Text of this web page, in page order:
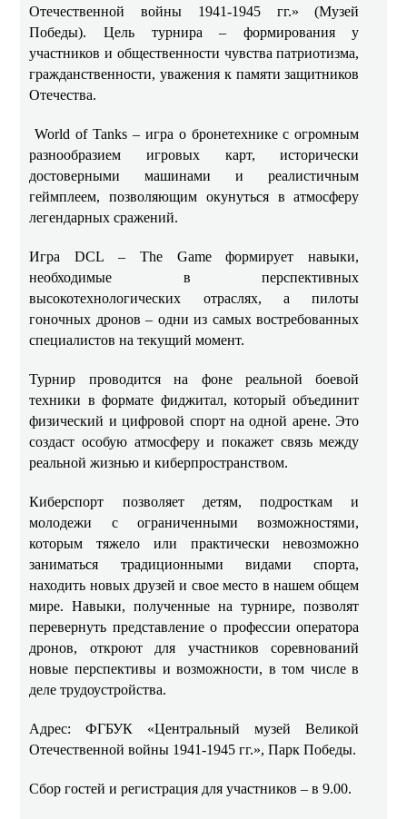
Отечественной войны 1941-1945 гг.» (Музей
Победы). Цель турнира – формирования у
участников и общественности чувства патриотизма,
гражданственности, уважения к памяти защитников
Отечества.
World of Tanks – игра о бронетехнике с огромным
разнообразием игровых карт, исторически
достоверными машинами и реалистичным
геймплеем, позволяющим окунуться в атмосферу
легендарных сражений.
Игра DCL – The Game формирует навыки,
необходимые в перспективных
высокотехнологических отраслях, а пилоты
гоночных дронов – одни из самых востребованных
специалистов на текущий момент.
Турнир проводится на фоне реальной боевой
техники в формате фиджитал, который объединит
физический и цифровой спорт на одной арене. Это
создаст особую атмосферу и покажет связь между
реальной жизнью и киберпространством.
Киберспорт позволяет детям, подросткам и
молодежи с ограниченными возможностями,
которым тяжело или практически невозможно
заниматься традиционными видами спорта,
находить новых друзей и свое место в нашем общем
мире. Навыки, полученные на турнире, позволят
перевернуть представление о профессии оператора
дронов, откроют для участников соревнований
новые перспективы и возможности, в том числе в
деле трудоустройства.
Адрес: ФГБУК «Центральный музей Великой
Отечественной войны 1941-1945 гг.», Парк Победы.
Сбор гостей и регистрация для участников – в 9.00.